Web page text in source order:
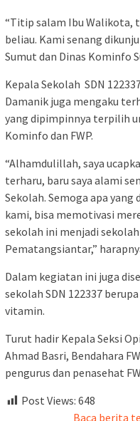
“Titip salam Ibu Walikota,
beliau. Kami senang
Sumut dan Dinas Kominfo
Kepala Sekolah SDN
Damanik juga mengaku
yang dipimpinnya terpilih
Kominfo dan FWP.
“Alhamdulillah, saya
terharu, baru saya alami
Sekolah. Semoga apa
kami, bisa memotivasi
sekolah ini menjadi
Pematangsiantar,”
Dalam kegiatan ini juga
sekolah SDN 122337
vitamin.
Turut hadir Kepala Seksi
Ahmad Basri, Bendahara
pengurus dan penasehat
Post Views: 648
Baca berita